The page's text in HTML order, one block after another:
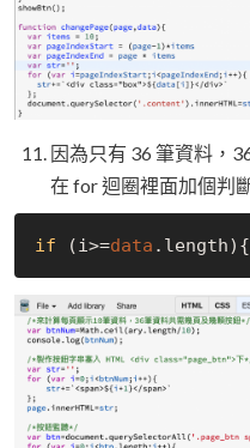
因為只有 36 筆資料，
在 for 迴圈裡面加個判
if (i>=data .length){